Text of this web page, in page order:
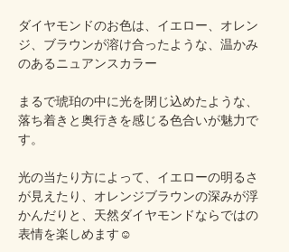
ダイヤモンドのお色は、イエロー、オレン
ジ、ブラウンが溶け合ったような、温かみ
のあるニュアンスカラー
まるで琥珀の中に光を閉じ込めたような、
落ち着きと奥行きを感じる色合いが魅力で
す。
光の当たり方によって、イエローの明るさ
が見えたり、オレンジブラウンの深みが浮
かんだりと、天然ダイヤモンドならではの
表情を楽しめます☺️